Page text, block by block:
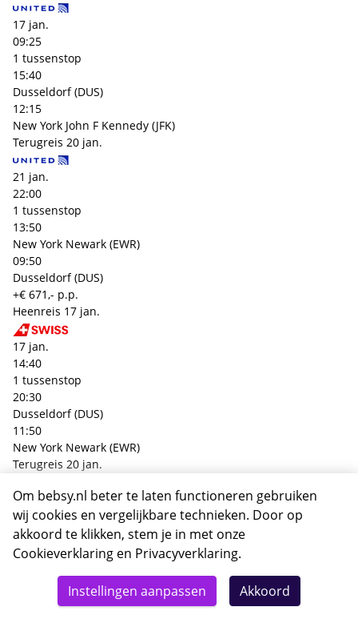
17 jan.
09:25
1 tussenstop
15:40
Dusseldorf (DUS)
12:15
New York John F Kennedy (JFK)
Terugreis 20 jan.
21 jan.
22:00
1 tussenstop
13:50
New York Newark (EWR)
09:50
Dusseldorf (DUS)
+€ 671,- p.p.
Heenreis 17 jan.
17 jan.
14:40
1 tussenstop
20:30
Dusseldorf (DUS)
11:50
New York Newark (EWR)
Terugreis 20 jan.
21 jan.
22:00
1 tussenstop
13:50
New York Newark (EWR)
Dusseldorf (DUS)
Details Deze reis nu boeken
Om bebsy.nl beter te laten functioneren gebruiken
wij cookies en vergelijkbare technieken. Door op
akkoord te klikken, stem je in met onze
Cookieverklaring en Privacyverklaring.
Instellingen aanpassen Akkoord